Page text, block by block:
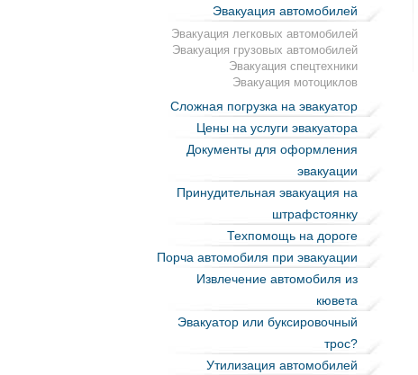
Эвакуация автомобилей
Эвакуация легковых автомобилей
Эвакуация грузовых автомобилей
Эвакуация спецтехники
Эвакуация мотоциклов
Сложная погрузка на эвакуатор
Цены на услуги эвакуатора
Документы для оформления
эвакуации
Принудительная эвакуация на
штрафстоянку
Техпомощь на дороге
Порча автомобиля при эвакуации
Извлечение автомобиля из
кювета
Эвакуатор или буксировочный
трос?
Утилизация автомобилей